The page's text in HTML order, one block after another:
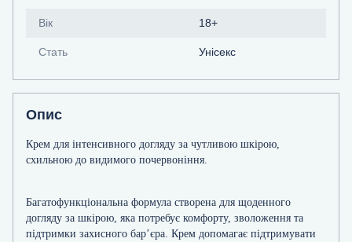
Вік 18+
Стать Унісекс
Опис
Крем для інтенсивного догляду за чутливою шкірою,
схильною до видимого почервоніння.
Багатофункціональна формула створена для щоденного
догляду за шкірою, яка потребує комфорту, зволоження та
підтримки захисного бар’єра. Крем допомагає підтримувати